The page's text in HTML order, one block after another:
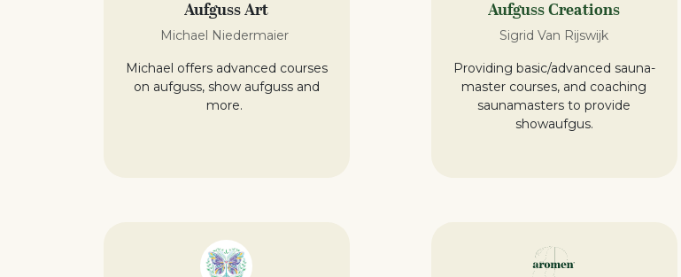
Aufguss Art
Michael Niedermaier
Michael offers advanced courses
on aufguss, show aufguss and
more.
Aufguss Creations
Sigrid Van Rijswijk
Providing basic/advanced sauna-
master courses, and coaching
saunamasters to provide
showaufgus.